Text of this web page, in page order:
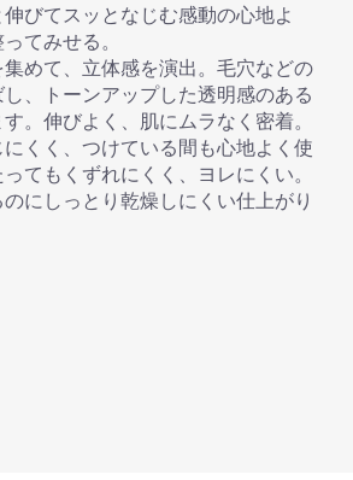
びてスッとなじむ感動の心地よ
てみせる。
めて、立体感を演出。毛穴などの
、トーンアップした透明感のある
。伸びよく、肌にムラなく密着。
にくく、つけている間も心地よく使
てもくずれにくく、ヨレにくい。
にしっとり乾燥しにくい仕上がり